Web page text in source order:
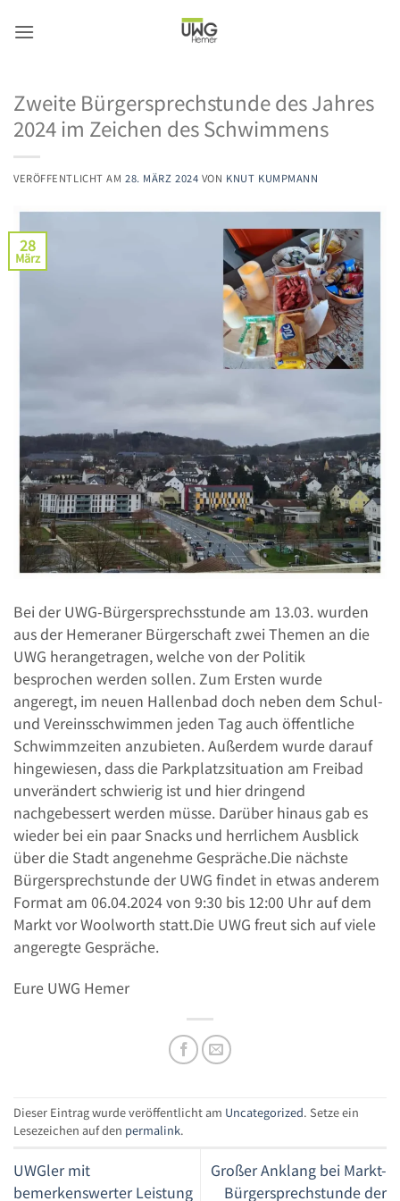
Inhalt
Zweite Bürgersprechstunde des Jahres
2024 im Zeichen des Schwimmens
VERÖFFENTLICHT AM28. MÄRZ 2024 VON KNUT KUMPMANN
28
März
Bei der UWG-Bürgersprechsstunde am 13.03. wurden
aus der Hemeraner Bürgerschaft zwei Themen an die
UWG herangetragen, welche von der Politik
besprochen werden sollen. Zum Ersten wurde
angeregt, im neuen Hallenbad doch neben dem Schul-
und Vereinsschwimmen jeden Tag auch öffentliche
Schwimmzeiten anzubieten. Außerdem wurde darauf
hingewiesen, dass die Parkplatzsituation am Freibad
unverändert schwierig ist und hier dringend
nachgebessert werden müsse. Darüber hinaus gab es
wieder bei ein paar Snacks und herrlichem Ausblick
über die Stadt angenehme Gespräche.Die nächste
Bürgersprechstunde der UWG findet in etwas anderem
Format am 06.04.2024 von 9:30 bis 12:00 Uhr auf dem
Markt vor Woolworth statt.Die UWG freut sich auf viele
angeregte Gespräche.
Eure UWG Hemer
Dieser Eintrag wurde veröffentlicht am Uncategorized. Setze ein
Lesezeichen auf den permalink.
UWGler mit
bemerkenswerter Leistung
Großer Anklang bei Markt-
Bürgersprechstunde der